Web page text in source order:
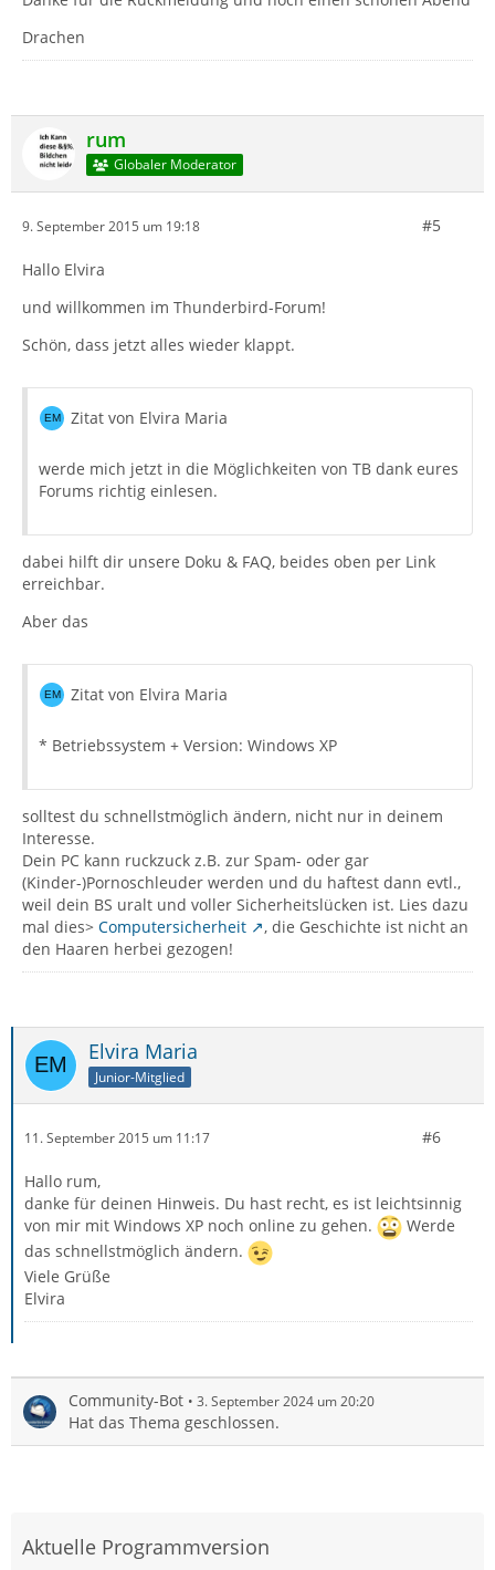
Drachen
rum
Globaler Moderator
9. September 2015 um 19:18 #5
Hallo Elvira
und willkommen im Thunderbird-Forum!
Schön, dass jetzt alles wieder klappt.
Zitat von Elvira Maria
werde mich jetzt in die Möglichkeiten von TB dank eures
Forums richtig einlesen.
dabei hilft dir unsere Doku & FAQ, beides oben per Link
erreichbar.
Aber das
Zitat von Elvira Maria
* Betriebssystem + Version: Windows XP
solltest du schnellstmöglich ändern, nicht nur in deinem
Interesse.
Dein PC kann ruckzuck z.B. zur Spam- oder gar
(Kinder-)Pornoschleuder werden und du haftest dann evtl.,
weil dein BS uralt und voller Sicherheitslücken ist. Lies dazu
mal dies> Computersicherheit
, die Geschichte ist nicht an
den Haaren herbei gezogen!
Elvira Maria
Junior-Mitglied
11. September 2015 um 11:17 #6
Hallo rum,
danke für deinen Hinweis. Du hast recht, es ist leichtsinnig
von mir mit Windows XP noch online zu gehen.
Werde
das schnellstmöglich ändern.
Viele Grüße
Elvira
Community-Bot 3. September 2024 um 20:20
Hat das Thema geschlossen.
Aktuelle Programmversion